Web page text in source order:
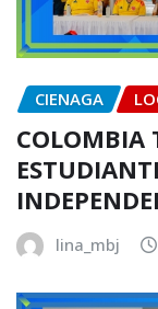
CIENAGA
COLOMBIA
lina_mbj